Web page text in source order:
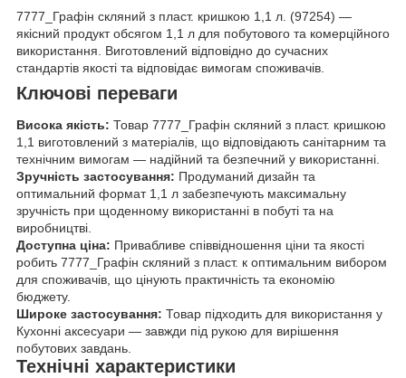
7777_Графін скляний з пласт. кришкою 1,1 л. (97254) —
якісний продукт обсягом 1,1 л для побутового та комерційного
використання. Виготовлений відповідно до сучасних
стандартів якості та відповідає вимогам споживачів.
Ключові переваги
Висока якість: Товар 7777_Графін скляний з пласт. кришкою
1,1 виготовлений з матеріалів, що відповідають санітарним та
технічним вимогам — надійний та безпечний у використанні.
Зручність застосування: Продуманий дизайн та
оптимальний формат 1,1 л забезпечують максимальну
зручність при щоденному використанні в побуті та на
виробництві.
Доступна ціна: Привабливе співвідношення ціни та якості
робить 7777_Графін скляний з пласт. к оптимальним вибором
для споживачів, що цінують практичність та економію
бюджету.
Широке застосування: Товар підходить для використання у
Кухонні аксесуари — завжди під рукою для вирішення
побутових завдань.
Технічні характеристики